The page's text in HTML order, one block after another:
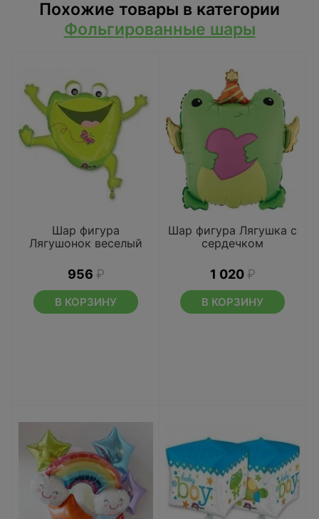
Похожие товары в категории
Фольгированные шары
Шар фигура
Лягушонок веселый
956 ₽
В КОРЗИНУ
Шар фигура Лягушка с
сердечком
1 020 ₽
В КОРЗИНУ